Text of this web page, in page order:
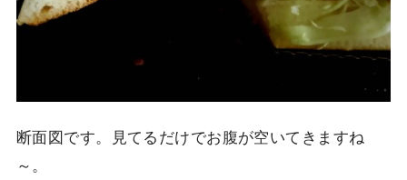
断面図です。見てるだけでお腹が空いてきますね
～。